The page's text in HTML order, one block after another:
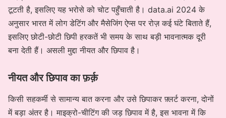
टूटती है, इसलिए यह भरोसे को चोट पहुँचाती है। data.ai 2024 के
अनुसार भारत में लोग डेटिंग और मैसेजिंग ऐप्स पर रोज़ कई घंटे बिताते हैं,
इसलिए छोटी-छोटी छिपी हरकतें भी समय के साथ बड़ी भावनात्मक दूरी
बना देती हैं। असली मुद्दा नीयत और छिपाव है।
नीयत और छिपाव का फ़र्क़
किसी सहकर्मी से सामान्य बात करना और उसे छिपाकर फ़्लर्ट करना, दोनों
में बड़ा अंतर है। माइक्रो-चीटिंग की जड़ छिपाव में है, इस भावना में कि